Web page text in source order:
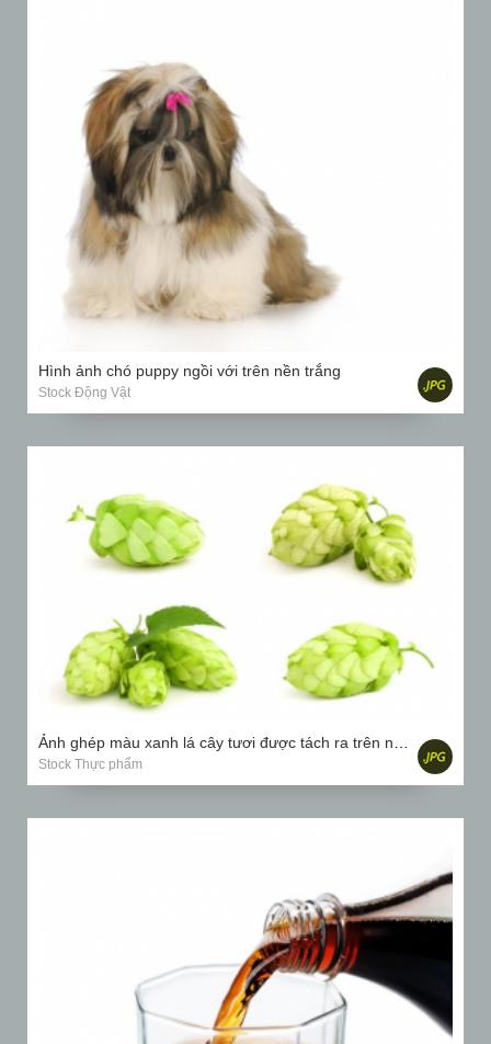
Hình ảnh chó puppy ngồi với trên nền trắng
Stock Động Vật
Ảnh ghép màu xanh lá cây tươi được tách ra trên nền trắng.
Stock Thực phẩm